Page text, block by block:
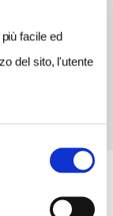
facile ed
del sito, l'utente